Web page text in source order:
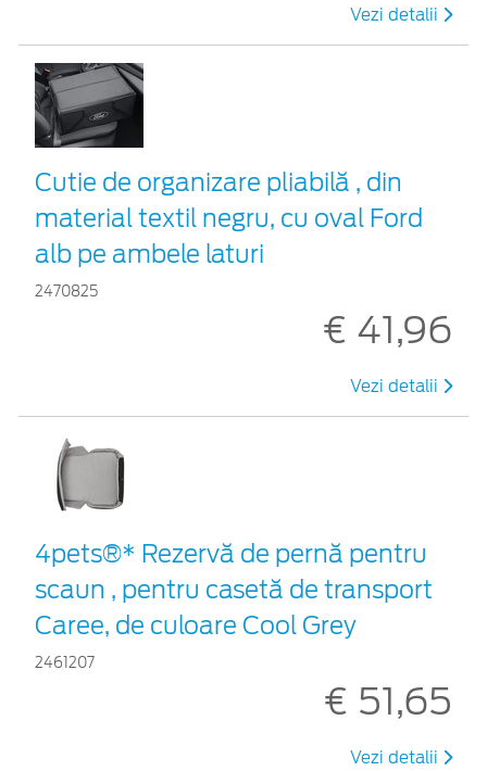
Vezi detalii
Cutie de organizare pliabilă , din
material textil negru, cu oval Ford
alb pe ambele laturi
2470825
€ 41,96
Vezi detalii
4pets®* Rezervă de pernă pentru
scaun , pentru casetă de transport
Caree, de culoare Cool Grey
2461207
€ 51,65
Vezi detalii